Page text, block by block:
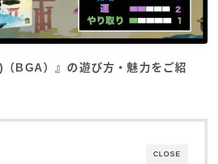
BGA）』の遊び方・魅力をご紹
CLOSE